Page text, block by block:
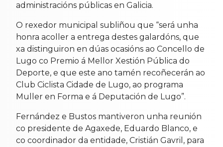
administracións públicas en Galicia.
O rexedor municipal subliñou que “será unha
honra acoller a entrega destes galardóns, que
xa distinguiron en dúas ocasións ao Concello de
Lugo co Premio á Mellor Xestión Pública do
Deporte, e que este ano tamén recoñecerán ao
Club Ciclista Cidade de Lugo, ao programa
Muller en Forma e á Deputación de Lugo”.
Fernández e Bustos mantiveron unha reunión
co presidente de Agaxede, Eduardo Blanco, e
co coordinador da entidade, Cristián Gavril, para